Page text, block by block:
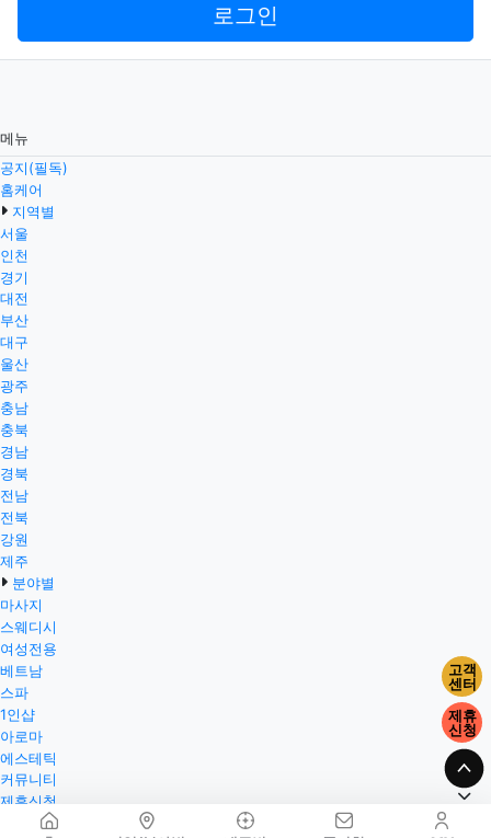
로그인
메뉴
공지(필독)
홈케어
지역별
서울
인천
경기
대전
부산
대구
울산
광주
충남
충북
경남
경북
전남
전북
강원
제주
분야별
마사지
스웨디시
여성전용
베트남
스파
1인샵
아로마
에스테틱
커뮤니티
제휴신청
고객
센터
제휴
신청